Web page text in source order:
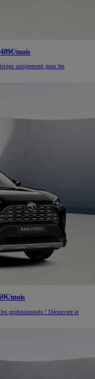
mois
uniquement pour les
mois
professionnels ! Découvrez et